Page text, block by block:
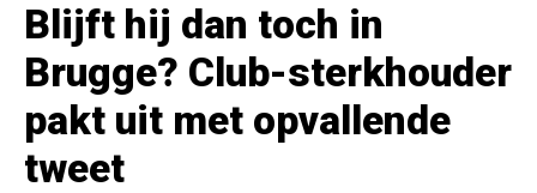
Blijft hij dan toch in
Brugge? Club-sterkhouder
pakt uit met opvallende
tweet